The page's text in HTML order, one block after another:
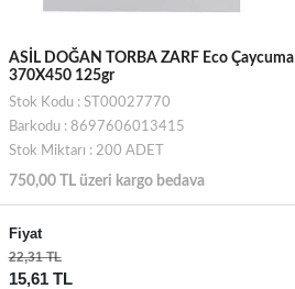
ASİL DOĞAN TORBA ZARF Eco Çaycuma
370X450 125gr
Stok Kodu : ST00027770
Barkodu : 8697606013415
Stok Miktarı : 200 ADET
750,00 TL üzeri kargo bedava
Fiyat
22,31 TL
15,61 TL